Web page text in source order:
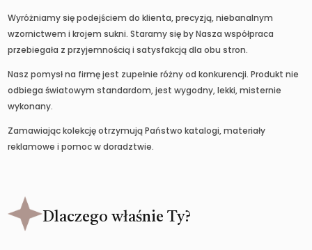
Wyróżniamy się podejściem do klienta, precyzją, niebanalnym
wzornictwem i krojem sukni. Staramy się by Nasza współpraca
przebiegała z przyjemnością i satysfakcją dla obu stron.
Nasz pomysł na firmę jest zupełnie różny od konkurencji. Produkt nie
odbiega światowym standardom, jest wygodny, lekki, misternie
wykonany.
Zamawiając kolekcję otrzymują Państwo katalogi, materiały
reklamowe i pomoc w doradztwie.
Dlaczego właśnie Ty?